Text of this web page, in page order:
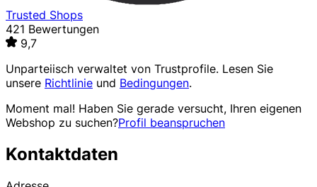
Trusted Shops
421 Bewertungen
9,7
Unparteiisch verwaltet von Trustprofile. Lesen Sie
unsere Richtlinie und Bedingungen.
Moment mal! Haben Sie gerade versucht, Ihren eigenen
Webshop zu suchen?Profil beanspruchen
Kontaktdaten